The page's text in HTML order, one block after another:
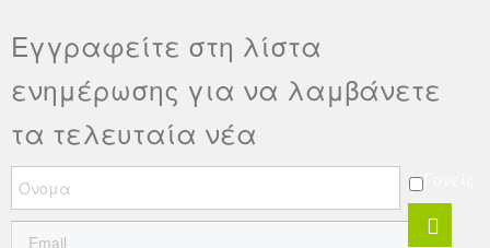
Εγγραφείτε στη λίστα
ενημέρωσης για να λαμβάνετε
τα τελευταία νέα
Γονείς